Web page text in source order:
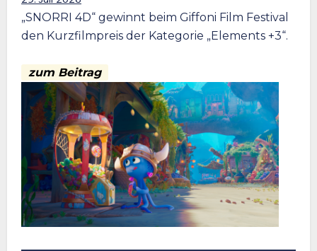
„SNORRI 4D“ gewinnt beim Giffoni Film Festival
den Kurzfilmpreis der Kategorie „Elements +3“.
zum Beitrag